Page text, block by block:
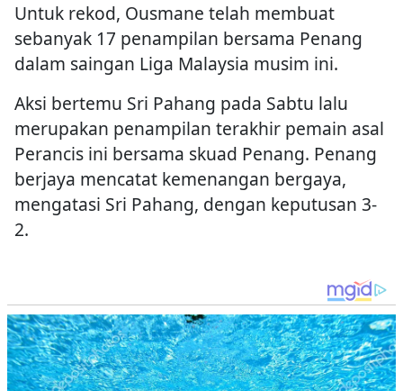
Untuk rekod, Ousmane telah membuat
sebanyak 17 penampilan bersama Penang
dalam saingan Liga Malaysia musim ini.
Aksi bertemu Sri Pahang pada Sabtu lalu
merupakan penampilan terakhir pemain asal
Perancis ini bersama skuad Penang. Penang
berjaya mencatat kemenangan bergaya,
mengatasi Sri Pahang, dengan keputusan 3-
2.